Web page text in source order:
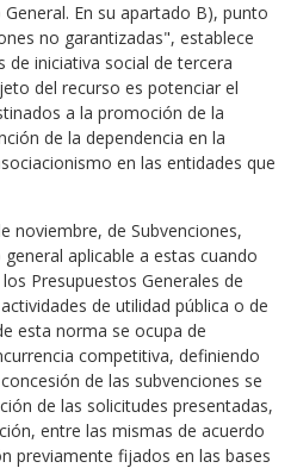
En su apartado B), punto
no garantizadas", establece
de iniciativa social de tercera
del recurso es potenciar el
a la promoción de la
de la dependencia en la
en las entidades que
noviembre, de Subvenciones,
aplicable a estas cuando
Presupuestos Generales de
de utilidad pública o de
esta norma se ocupa de
competitiva, definiendo
de las subvenciones se
de las solicitudes presentadas,
entre las mismas de acuerdo
previamente fijados en las bases